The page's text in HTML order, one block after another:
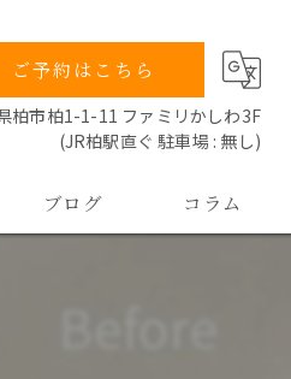
ご予約はこちら
柏市柏1-1-11 ファミリかしわ3F
(JR柏駅直ぐ 駐車場 : 無し)
ブログ コラム